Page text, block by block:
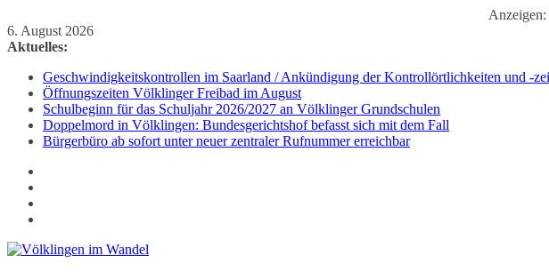
Anzeigen:
Zum
Inhalt
6. August 2026
Aktuelles:
Geschwindigkeitskontrollen im Saarland / Ankündigung der Kontrollörtlichkeiten und -
Öffnungszeiten Völklinger Freibad im August
Schulbeginn für das Schuljahr 2026/2027 an Völklinger Grundschulen
Doppelmord in Völklingen: Bundesgerichtshof befasst sich mit dem Fall
Bürgerbüro ab sofort unter neuer zentraler Rufnummer erreichbar